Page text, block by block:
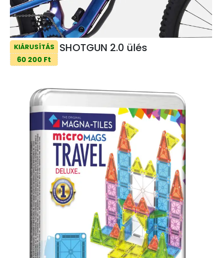
KIÁRUSÍTÁS
60 200 Ft
SHOTGUN 2.0 ülés